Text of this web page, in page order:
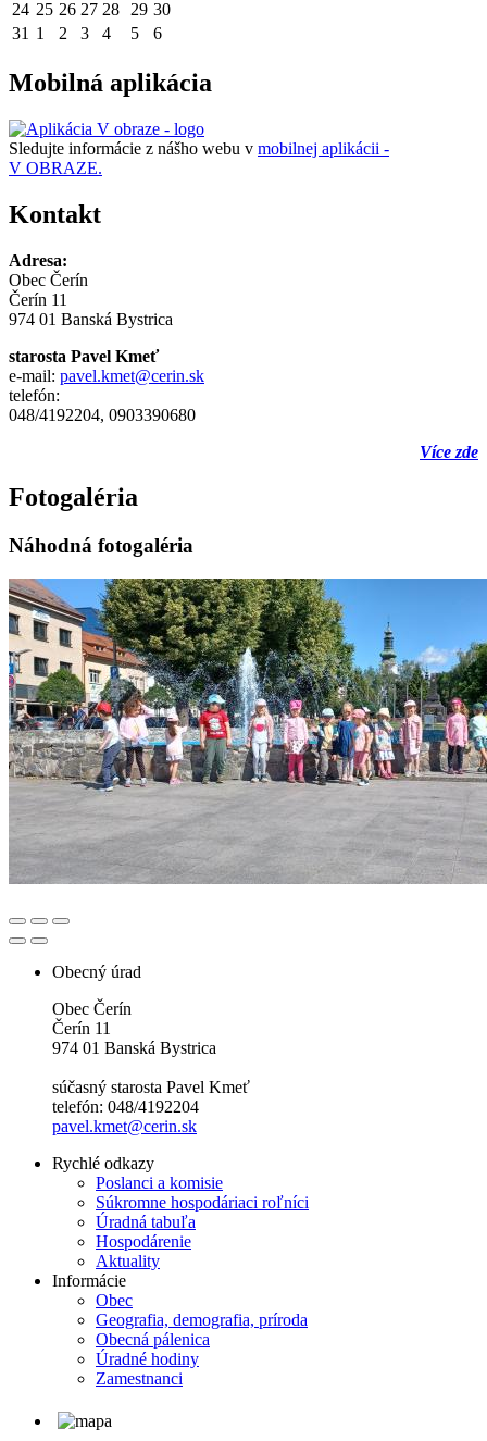
24 25 26 27 28 29 30
31 1 2 3 4 5 6
Mobilná aplikácia
Sledujte informácie z nášho webu v mobilnej aplikácii -
V OBRAZE.
Kontakt
Adresa:
Obec Čerín
Čerín 11
974 01 Banská Bystrica
starosta Pavel Kmeť
e-mail: pavel.kmet@cerin.sk
telefón:
048/4192204, 0903390680
Více zde
Fotogaléria
Náhodná fotogaléria
Obecný úrad
Obec Čerín
Čerín 11
974 01 Banská Bystrica
súčasný starosta Pavel Kmeť
telefón: 048/4192204
pavel.kmet@cerin.sk
Rychlé odkazy
Poslanci a komisie
Súkromne hospodáriaci roľníci
Úradná tabuľa
Hospodárenie
Aktuality
Informácie
Obec
Geografia, demografia, príroda
Obecná pálenica
Úradné hodiny
Zamestnanci